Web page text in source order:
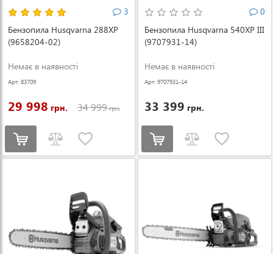
3
Бензопила Husqvarna 288XP
(9658204-02)
Немає в наявності
Арт: 83709
29 998 грн. 34 999грн.
0
Бензопила Husqvarna 540XP III
(9707931-14)
Немає в наявності
Арт: 9707931-14
33 399 грн.